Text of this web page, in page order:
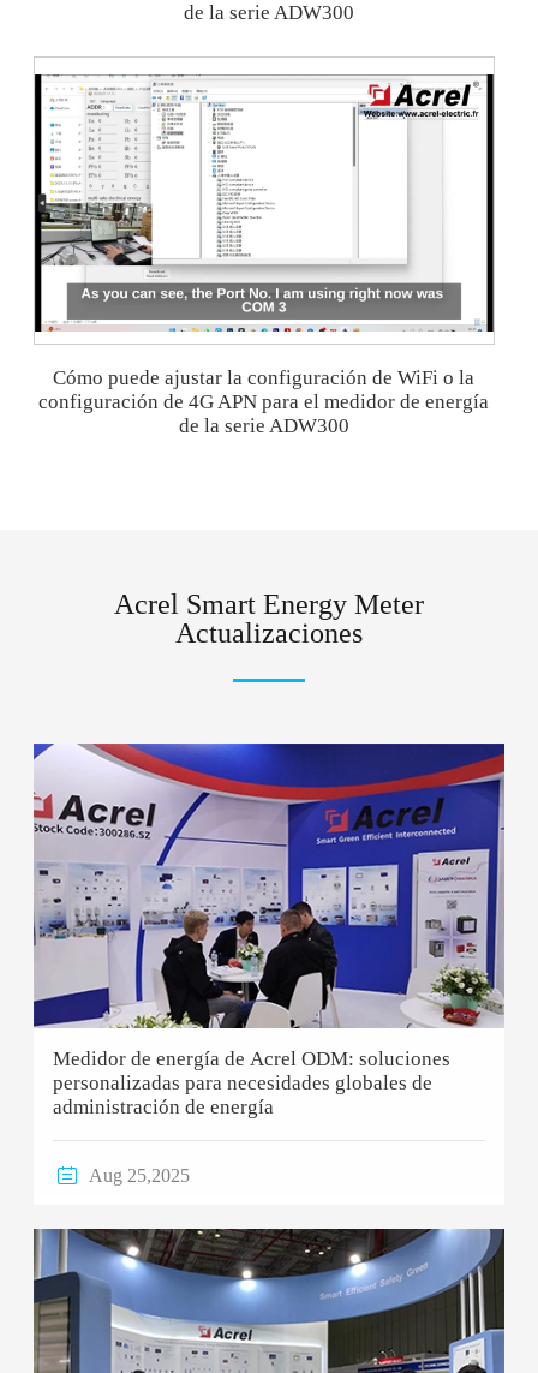
de la serie ADW300
Cómo puede ajustar la configuración de WiFi o la
configuración de 4G APN para el medidor de energía
de la serie ADW300
Acrel Smart Energy Meter
Actualizaciones
Medidor de energía de Acrel ODM: soluciones
personalizadas para necesidades globales de
administración de energía
 Aug 25,2025